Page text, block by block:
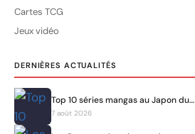
Cartes TCG
Jeux vidéo
DERNIÈRES ACTUALITÉS
Top 10 séries mangas au Japon du…
7 août 2026